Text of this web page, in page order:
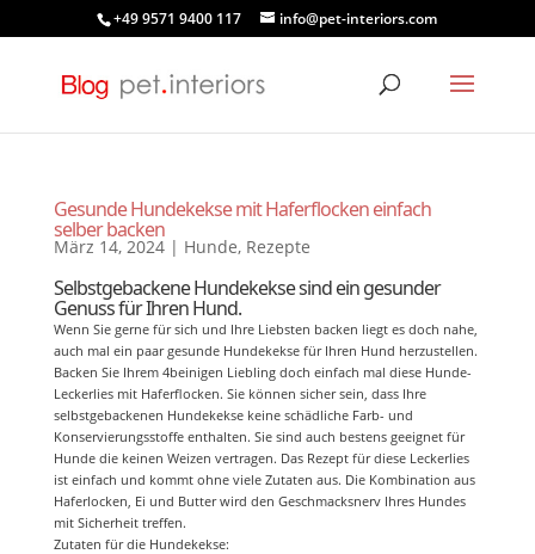
+49 9571 9400 117 info@pet-interiors.com
Gesunde Hundekekse mit Haferflocken einfach
selber backen
März 14, 2024| Hunde, Rezepte
Selbstgebackene Hundekekse sind ein gesunder
Genuss für Ihren Hund.
Wenn Sie gerne für sich und Ihre Liebsten backen liegt es doch nahe,
auch mal ein paar gesunde Hundekekse für Ihren Hund herzustellen.
Backen Sie Ihrem 4beinigen Liebling doch einfach mal diese Hunde-
Leckerlies mit Haferflocken. Sie können sicher sein, dass Ihre
selbstgebackenen Hundekekse keine schädliche Farb- und
Konservierungsstoffe enthalten. Sie sind auch bestens geeignet für
Hunde die keinen Weizen vertragen. Das Rezept für diese Leckerlies
ist einfach und kommt ohne viele Zutaten aus. Die Kombination aus
Haferlocken, Ei und Butter wird den Geschmacksnerv Ihres Hundes
mit Sicherheit treffen.
Zutaten für die Hundekekse: